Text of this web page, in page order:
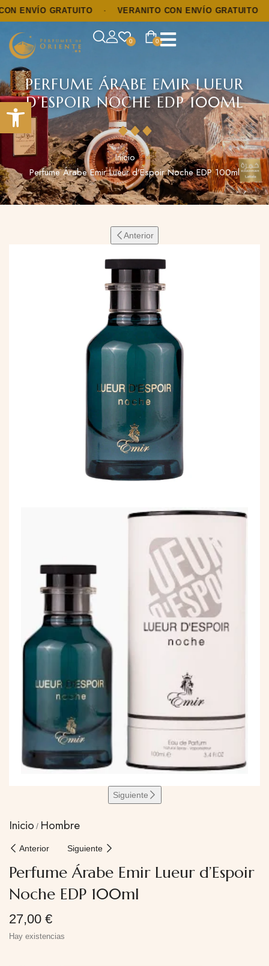
Abrir barra de herramientas
GRATUITO · VERANITO CON ENVÍO GRATUITO ·
0
0
PERFUME ÁRABE EMIR LUEUR
D’ESPOIR NOCHE EDP 100ML
Inicio
Perfume Árabe Emir Lueur d’Espoir Noche EDP 100ml
Anterior
Siguiente
Inicio Hombre
Anterior Siguiente
Perfume Árabe Emir Lueur d’Espoir
Noche EDP 100ml
27,00 €
Hay existencias